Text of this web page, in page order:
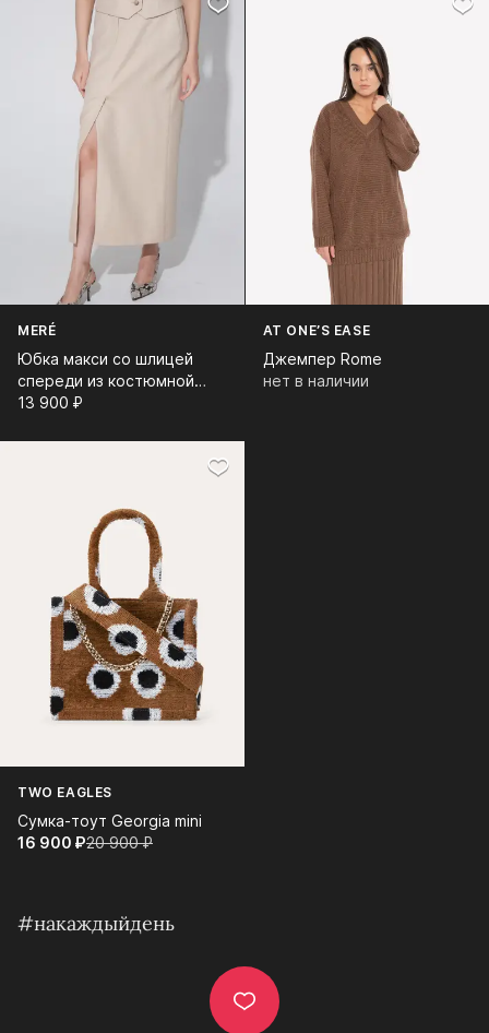
MERÉ
Юбка макси со шлицей
спереди из костюмной
ткани
13 900⁠ ⁠₽
AT ONE’S EASE
Джемпер Rome
нет в наличии
TWO EAGLES
Сумка-тоут Georgia mini
16 900⁠ ⁠₽20 900⁠ ⁠₽
#накаждыйдень